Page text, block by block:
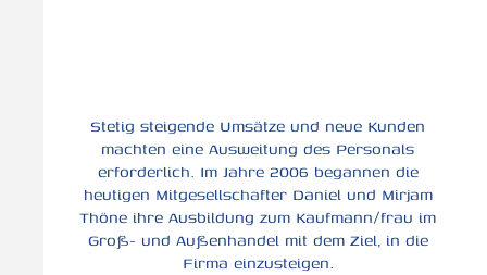
Stetig steigende Umsätze und neue Kunden
machten eine Ausweitung des Personals
erforderlich. Im Jahre 2006 begannen die
heutigen Mitgesellschafter Daniel und Mirjam
Thöne ihre Ausbildung zum Kaufmann/frau im
Groß- und Außenhandel mit dem Ziel, in die
Firma einzusteigen.